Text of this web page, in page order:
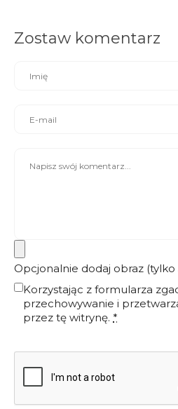
Zostaw komentarz
Opcjonalnie dodaj obraz (tylko
Korzystając z formularza
przechowywanie i
przez tę witrynę. *